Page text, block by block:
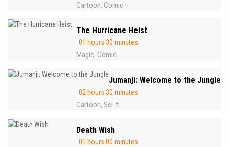
Cartoon, Comic
The Hurricane Heist
01 hours 30 minutes
Magic, Comic
Jumanji: Welcome to the Jungle
02 hours 30 minutes
Cartoon, Sci-fi
Death Wish
01 hours 00 minutes